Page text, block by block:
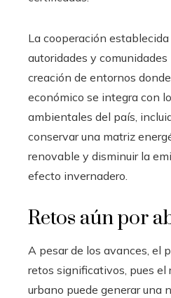
La cooperación
autoridades y
creación de entornos
económico se integra con
ambientales del país,
conservar una matriz
renovable y disminuir la
efecto invernadero.
Retos aún por
A pesar de los avances, el
retos significativos, pues el
urbano puede generar una